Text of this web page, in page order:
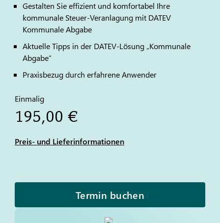
Gestalten Sie effizient und komfortabel Ihre
kommunale Steuer-Veranlagung mit DATEV
Kommunale Abgabe
Aktuelle Tipps in der DATEV-Lösung „Kommunale
Abgabe“
Praxisbezug durch erfahrene Anwender
Einmalig
195,00 €
Preis- und Lieferinformationen
Termin buchen